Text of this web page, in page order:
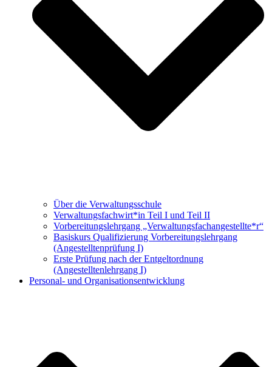
Über die Verwaltungsschule
Verwaltungs­fachwirt*in Teil I und Teil II
Vorbereitungs­lehrgang „Verwaltungsfach­angestellte*r“
Basiskurs Qualifizierung Vorbereitungs­lehrgang
(Angestellten­prüfung I)
Erste Prüfung nach der Entgeltordnung
(Angestelltenlehrgang I)
Personal- und Organisationsentwicklung